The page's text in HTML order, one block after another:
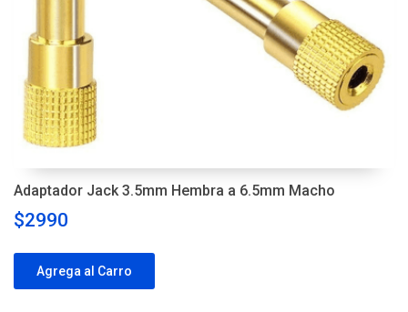
Adaptador Jack 3.5mm Hembra a 6.5mm Macho
$2990
Agrega al Carro